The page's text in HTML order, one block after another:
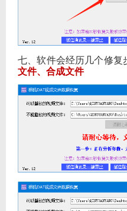
七、软件会经历几个修复
文件、合成文件